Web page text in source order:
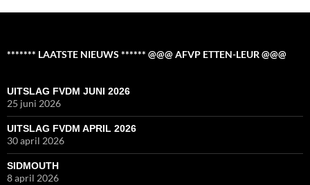
******* LAATSTE NIEUWS ****** @@@ AFVP ETTEN-LEUR @@@
UITSLAG FVDM JUNI 2026
25 juni 2026
UITSLAG FVDM APRIL 2026
30 april 2026
SIDMOUTH
8 april 2026